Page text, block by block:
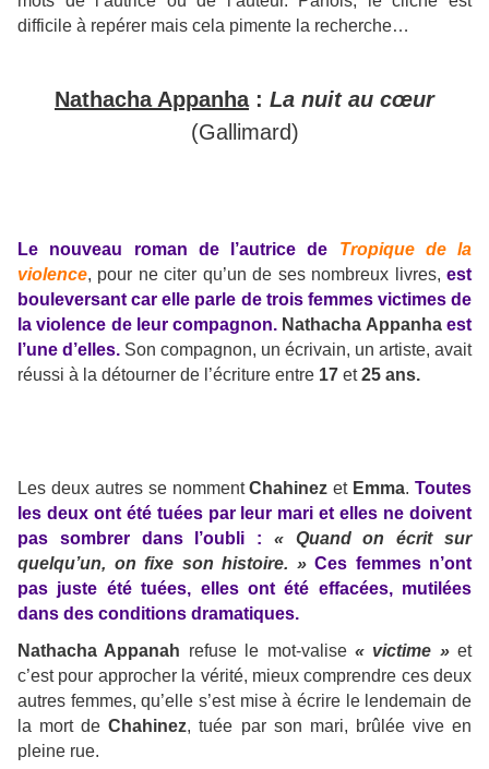
difficile à repérer mais cela pimente la recherche…
Nathacha Appanha: La nuit au cœur
(Gallimard)
Le nouveau roman de l’autrice de
Tropique de la
violence, pour ne citer qu’un de ses nombreux livres, est
bouleversant car elle parle de trois femmes victimes de
la violence de leur compagnon. Nathacha Appanha est
l’une d’elles. Son compagnon, un écrivain, un artiste, avait
réussi à la détourner de l’écriture entre 17 et25 ans.
Les deux autres se nommentChahinez et Emma. Toutes
les deux ont été tuées par leur mari et elles ne doivent
pas sombrer dans l’oubli : « Quand on écrit sur
quelqu’un, on fixe son histoire. » Ces femmes n’ont
pas juste été tuées, elles ont été effacées, mutilées
dans des conditions dramatiques.
Nathacha Appanah refuse le mot-valise « victime »et
c’est pour approcher la vérité, mieux comprendre ces deux
autres femmes, qu’elle s’est mise à écrire le lendemain de
la mort deChahinez, tuée par son mari, brûlée vive en
pleine rue.